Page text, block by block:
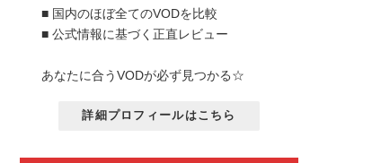
■ 国内のほぼ全てのVODを比較
■ 公式情報に基づく正直レビュー
あなたに合うVODが必ず見つかる☆
詳細プロフィールはこちら